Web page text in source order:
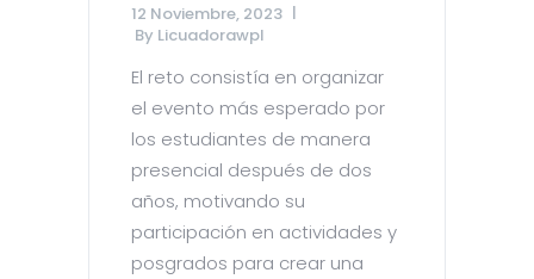
12 Noviembre, 2023
By Licuadorawpl
El reto consistía en organizar
el evento más esperado por
los estudiantes de manera
presencial después de dos
años, motivando su
participación en actividades y
posgrados para crear una